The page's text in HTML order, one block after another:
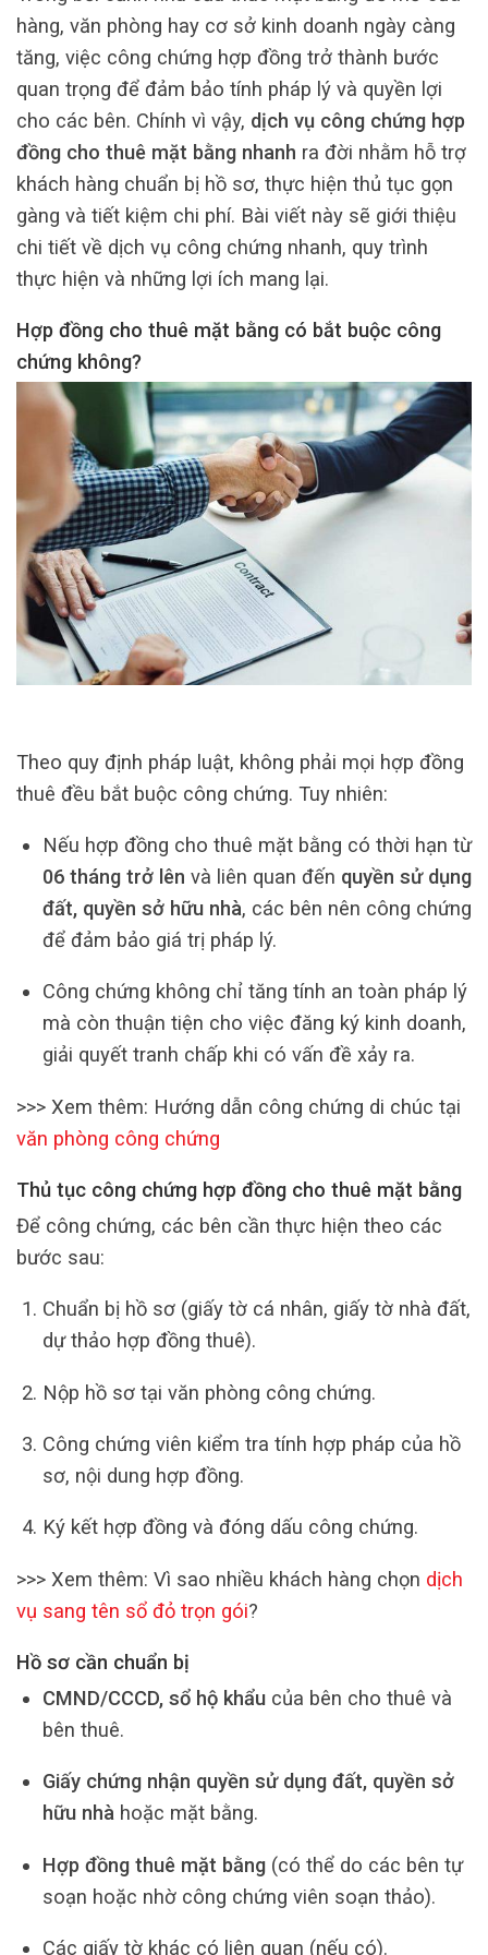
hàng, văn phòng hay cơ sở kinh doanh ngày càng
tăng, việc công chứng hợp đồng trở thành bước
quan trọng để đảm bảo tính pháp lý và quyền lợi
cho các bên. Chính vì vậy, dịch vụ công chứng hợp
đồng cho thuê mặt bằng nhanh ra đời nhằm hỗ trợ
khách hàng chuẩn bị hồ sơ, thực hiện thủ tục gọn
gàng và tiết kiệm chi phí. Bài viết này sẽ giới thiệu
chi tiết về dịch vụ công chứng nhanh, quy trình
thực hiện và những lợi ích mang lại.
Hợp đồng cho thuê mặt bằng có bắt buộc công
chứng không?
Theo quy định pháp luật, không phải mọi hợp đồng
thuê đều bắt buộc công chứng. Tuy nhiên:
Nếu hợp đồng cho thuê mặt bằng có thời hạn từ
06 tháng trở lên và liên quan đến quyền sử dụng
đất, quyền sở hữu nhà, các bên nên công chứng
để đảm bảo giá trị pháp lý.
Công chứng không chỉ tăng tính an toàn pháp lý
mà còn thuận tiện cho việc đăng ký kinh doanh,
giải quyết tranh chấp khi có vấn đề xảy ra.
>>> Xem thêm: Hướng dẫn công chứng di chúc tại
văn phòng công chứng
Thủ tục công chứng hợp đồng cho thuê mặt bằng
Để công chứng, các bên cần thực hiện theo các
bước sau:
Chuẩn bị hồ sơ (giấy tờ cá nhân, giấy tờ nhà đất,
dự thảo hợp đồng thuê).
Nộp hồ sơ tại văn phòng công chứng.
Công chứng viên kiểm tra tính hợp pháp của hồ
sơ, nội dung hợp đồng.
Ký kết hợp đồng và đóng dấu công chứng.
>>> Xem thêm: Vì sao nhiều khách hàng chọn dịch
vụ sang tên sổ đỏ trọn gói?
Hồ sơ cần chuẩn bị
CMND/CCCD, sổ hộ khẩucủa bên cho thuê và
bên thuê.
Giấy chứng nhận quyền sử dụng đất, quyền sở
hữu nhà hoặc mặt bằng.
Hợp đồng thuê mặt bằng(có thể do các bên tự
soạn hoặc nhờ công chứng viên soạn thảo).
Các giấy tờ khác có liên quan (nếu có).